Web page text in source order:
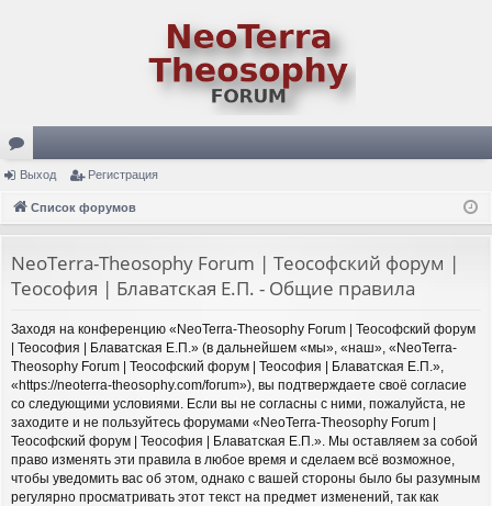
ор
ум
Выход Регистрация
Список форумов
NeoTerra-Theosophy Forum | Теософский форум |
Теософия | Блаватская Е.П. - Общие правила
Заходя на конференцию «NeoTerra-Theosophy Forum | Теософский форум
| Теософия | Блаватская Е.П.» (в дальнейшем «мы», «наш», «NeoTerra-
Theosophy Forum | Теософский форум | Теософия | Блаватская Е.П.»,
«https://neoterra-theosophy.com/forum»), вы подтверждаете своё согласие
со следующими условиями. Если вы не согласны с ними, пожалуйста, не
заходите и не пользуйтесь форумами «NeoTerra-Theosophy Forum |
Теософский форум | Теософия | Блаватская Е.П.». Мы оставляем за собой
право изменять эти правила в любое время и сделаем всё возможное,
чтобы уведомить вас об этом, однако с вашей стороны было бы разумным
регулярно просматривать этот текст на предмет изменений, так как